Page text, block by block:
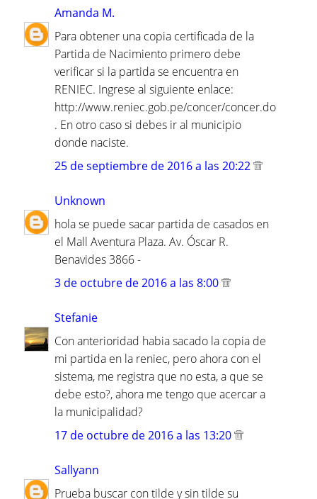
Amanda M.
Para obtener una copia certificada de la
Partida de Nacimiento primero debe
verificar si la partida se encuentra en
RENIEC. Ingrese al siguiente enlace:
http://www.reniec.gob.pe/concer/concer.do
. En otro caso si debes ir al municipio
donde naciste.
25 de septiembre de 2016 a las 20:22
Unknown
hola se puede sacar partida de casados en
el Mall Aventura Plaza. Av. Óscar R.
Benavides 3866 -
3 de octubre de 2016 a las 8:00
Stefanie
Con anterioridad habia sacado la copia de
mi partida en la reniec, pero ahora con el
sistema, me registra que no esta, a que se
debe esto?, ahora me tengo que acercar a
la municipalidad?
17 de octubre de 2016 a las 13:20
Sallyann
Prueba buscar con tilde y sin tilde su